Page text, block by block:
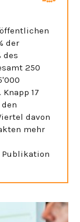
der
des
250
17
davon
mehr
Publikation